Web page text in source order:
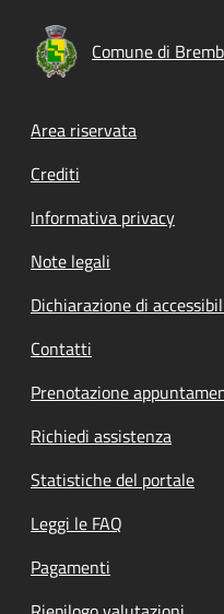
Comune di
Footer menu
Area riservata
Crediti
Informativa privacy
Note legali
Dichiarazione di
Contatti
Prenotazione
Richiedi assistenza
Statistiche del portale
Leggi le FAQ
Pagamenti